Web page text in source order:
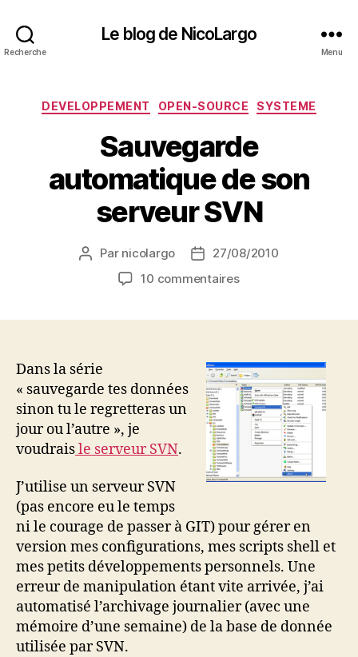
Recherche
Le blog de NicoLargo
Menu
Catégories
DEVELOPPEMENT OPEN-SOURCE SYSTEME
Sauvegarde
automatique de son
serveur SVN
Auteur
l’article
Par nicolargo
Date27/08/2010
10 commentairessur
serveur
SVN
Dans la série
« sauvegarde tes données
sinon tu le regretteras un
jour ou l’autre », je
voudraisle serveur SVN.
J’utilise un serveur SVN
(pas encore eu le temps
ni le courage de passer à GIT) pour gérer en
version mes configurations, mes scripts shell et
mes petits développements personnels. Une
erreur de manipulation étant vite arrivée, j’ai
automatisé l’archivage journalier (avec une
mémoire d’une semaine) de la base de donnée
utilisée par SVN.